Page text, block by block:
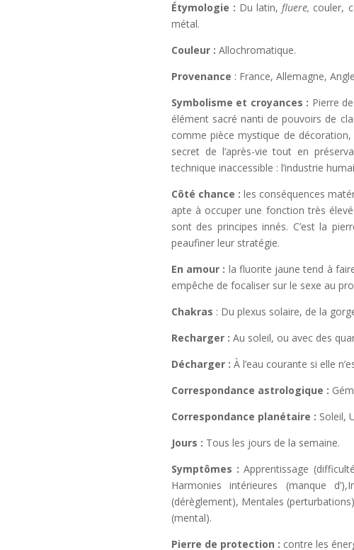
Étymologie : Du latin,fluere, couler,
métal.
Couleur : Allochromatique.
Provenance : France, Allemagne,
Symbolisme et croyances : Pierre
élément sacré nanti de pouvoirs de
comme pièce mystique de
secret de l’après-vie tout en
technique inaccessible : l’industrie
Côté chance :les conséquences
apte à occuper une fonction très
sont des principes innés. C’est la
peaufiner leur stratégie.
En amour : la fluorite jaune tend à
empêche de focaliser sur le sexe au
Chakras : Du plexus solaire, de la
Recharger : Au soleil, ou avec des
Décharger : À l’eau courante si elle
Correspondance astrologique :
Correspondance planétaire : Soleil,
Jours : Tous les jours de la semaine.
Symptômes :Apprentissage
Harmonies intérieures (manque
(dérèglement), Mentales
(mental).
Pierre de protection : contre les